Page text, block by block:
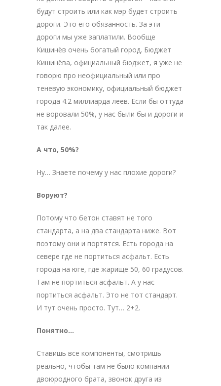
будут строить или как мэр будет строить
дороги. Это его обязанность. За эти
дороги мы уже заплатили. Вообще
Кишинёв очень богатый город. Бюджет
Кишинёва, официальный бюджет, я уже не
говорю про неофициальный или про
теневую экономику, официальный бюджет
города 4.2 миллиарда леев. Если бы оттуда
не воровали 50%, у нас были бы и дороги и
так далее.
А что, 50%?
Ну… Знаете почему у нас плохие дороги?
Воруют?
Потому что бетон ставят не того
стандарта, а на два стандарта ниже. Вот
поэтому они и портятся. Есть города на
севере где не портиться асфальт. Есть
города на юге, где жарище 50, 60 градусов.
Там не портиться асфальт. А у нас
портиться асфальт. Это не тот стандарт.
И тут очень просто. Тут… 2+2.
Понятно…
Ставишь все компоненты, смотришь
реально, чтобы там не было компании
двоюродного брата, звонок друга из